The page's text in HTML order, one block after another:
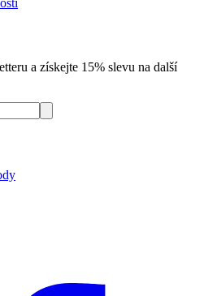
a získejte 15% slevu na další